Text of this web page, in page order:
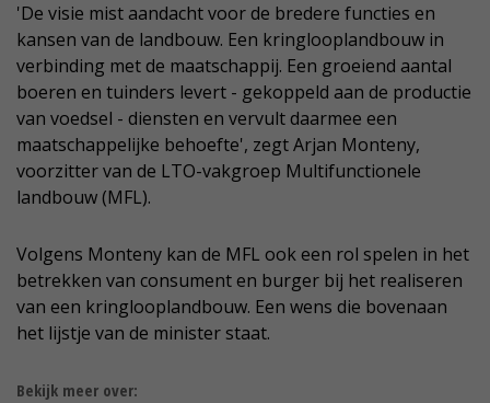
'De visie mist aandacht voor de bredere functies en
kansen van de landbouw. Een kringlooplandbouw in
verbinding met de maatschappij. Een groeiend aantal
boeren en tuinders levert - gekoppeld aan de productie
van voedsel - diensten en vervult daarmee een
maatschappelijke behoefte', zegt Arjan Monteny,
voorzitter van de LTO-vakgroep Multifunctionele
landbouw (MFL).
Volgens Monteny kan de MFL ook een rol spelen in het
betrekken van consument en burger bij het realiseren
van een kringlooplandbouw. Een wens die bovenaan
het lijstje van de minister staat.
Bekijk meer over: